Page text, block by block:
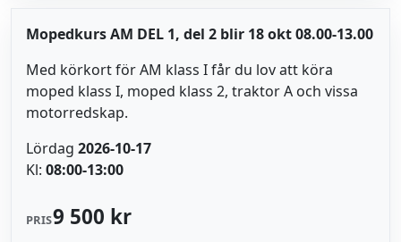
Mopedkurs AM DEL 1, del 2 blir 18 okt 08.00-13.00
Med körkort för AM klass I får du lov att köra
moped klass I, moped klass 2, traktor A och vissa
motorredskap.
Lördag 2026-10-17
Kl: 08:00-13:00
PRIS9 500 kr